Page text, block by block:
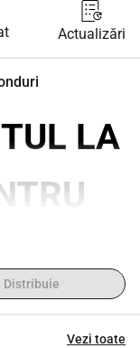
Actualizări
LA
Distribuie
Vezi toate